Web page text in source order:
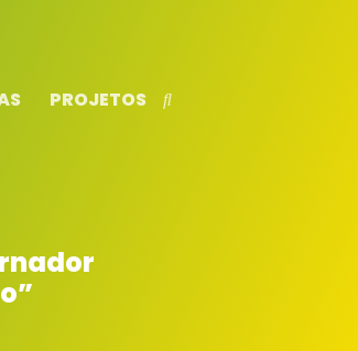
PROJETOS